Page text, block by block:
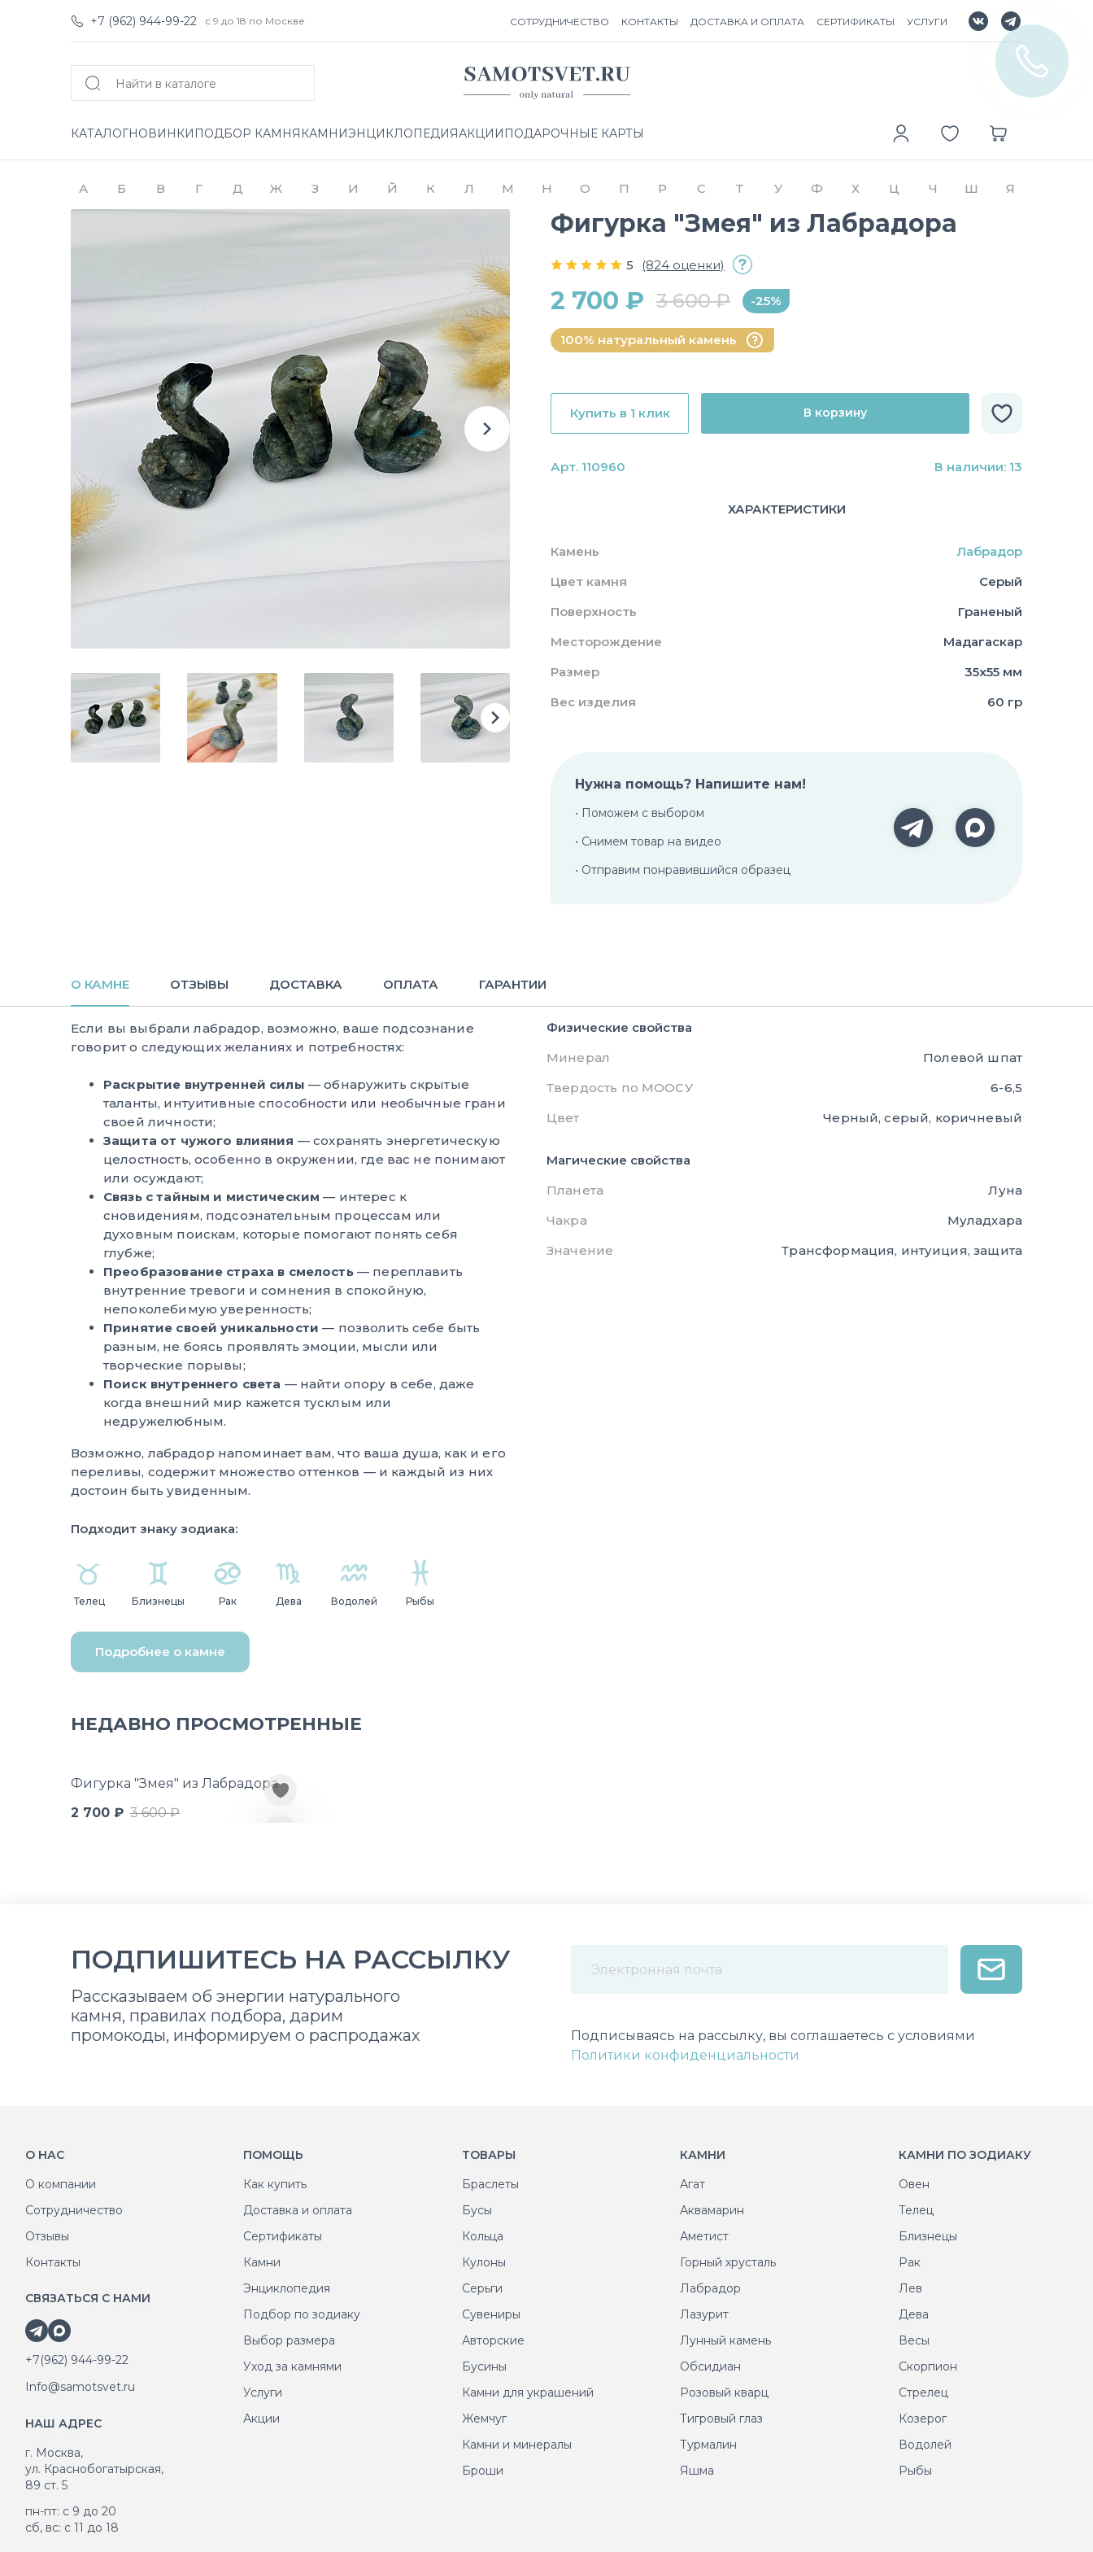
+7 (962) 944-99-22 с 9 до 18 по Москве СОТРУДНИЧЕСТВО КОНТАКТЫ ДОСТАВКА И ОПЛАТА СЕРТИФИКАТЫ УСЛУГИ
КАТАЛОГНОВИНКИ ПОДБОР КАМНЯ КАМНИЭНЦИКЛОПЕДИЯАКЦИИ ПОДАРОЧНЫЕ КАРТЫ
А Б В Г Д Ж З И Й К Л М Н О П Р С Т У Ф Х Ц Ч Ш Я
Фигурка "Змея" из Лабрадора
5 (824 оценки)
2 700 ₽ 3 600 ₽ -25%
100% натуральный камень
Купить в 1 клик В корзину
Арт. 110960 В наличии: 13
ХАРАКТЕРИСТИКИ
Камень
Лабрадор
Цвет камня
Серый
Поверхность
Граненый
Месторождение
Мадагаскар
Размер
35х55 мм
Вес изделия
60 гр
Нужна помощь? Напишите нам!
• Поможем с выбором
• Снимем товар на видео
• Отправим понравившийся образец
О КАМНЕ ОТЗЫВЫ ДОСТАВКА ОПЛАТА ГАРАНТИИ
Если вы выбрали лабрадор, возможно, ваше подсознание
говорит о следующих желаниях и потребностях:
Раскрытие внутренней силы — обнаружить скрытые
таланты, интуитивные способности или необычные грани
своей личности;
Защита от чужого влияния — сохранять энергетическую
целостность, особенно в окружении, где вас не понимают
или осуждают;
Связь с тайным и мистическим— интерес к
сновидениям, подсознательным процессам или
духовным поискам, которые помогают понять себя
глубже;
Преобразование страха в смелость— переплавить
внутренние тревоги и сомнения в спокойную,
непоколебимую уверенность;
Принятие своей уникальности— позволить себе быть
разным, не боясь проявлять эмоции, мысли или
творческие порывы;
Поиск внутреннего света — найти опору в себе, даже
когда внешний мир кажется тусклым или
недружелюбным.
Возможно, лабрадор напоминает вам, что ваша душа, как и его
переливы, содержит множество оттенков — и каждый из них
достоин быть увиденным.
Подходит знаку зодиака:
Телец Близнецы Рак Дева Водолей Рыбы
Подробнее о камне
Физические свойства
Минерал
Полевой шпат
Твердость по МООСУ
6-6,5
Цвет
Черный, серый, коричневый
Магические свойства
Планета
Луна
Чакра
Муладхара
Значение
Трансформация, интуиция, защита
НЕДАВНО ПРОСМОТРЕННЫЕ
Фигурка "Змея" из Лабрадора
2 700 ₽ 3 600 ₽
ПОДПИШИТЕСЬ НА РАССЫЛКУ
Рассказываем об энергии натурального
камня, правилах подбора, дарим
промокоды, информируем о распродажах
Подписываясь на рассылку, вы соглашаетесь с условиями
Политики конфиденциальности
О НАС
О компании
Сотрудничество
Отзывы
Контакты
СВЯЗАТЬСЯ С НАМИ
+7(962) 944-99-22
Info@samotsvet.ru
НАШ АДРЕС
г. Москва,
ул. Краснобогатырская,
89 ст. 5
пн-пт: с 9 до 20
сб, вс: с 11 до 18
ПОМОЩЬ
Как купить
Доставка и оплата
Сертификаты
Камни
Энциклопедия
Подбор по зодиаку
Выбор размера
Уход за камнями
Услуги
Акции
ТОВАРЫ
Браслеты
Бусы
Кольца
Кулоны
Серьги
Сувениры
Авторские
Бусины
Камни для украшений
Жемчуг
Камни и минералы
Броши
КАМНИ
Агат
Аквамарин
Аметист
Горный хрусталь
Лабрадор
Лазурит
Лунный камень
Обсидиан
Розовый кварц
Тигровый глаз
Турмалин
Яшма
КАМНИ ПО ЗОДИАКУ
Овен
Телец
Близнецы
Рак
Лев
Дева
Весы
Скорпион
Стрелец
Козерог
Водолей
Рыбы